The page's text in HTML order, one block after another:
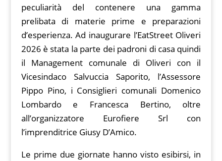
peculiarità del contenere una gamma
prelibata di materie prime e preparazioni
d’esperienza. Ad inaugurare l’EatStreet Oliveri
2026 è stata la parte dei padroni di casa quindi
il Management comunale di Oliveri con il
Vicesindaco Salvuccia Saporito, l’Assessore
Pippo Pino, i Consiglieri comunali Domenico
Lombardo e Francesca Bertino, oltre
all’organizzatore Eurofiere Srl con
l’imprenditrice Giusy D’Amico.
Le prime due giornate hanno visto esibirsi, in